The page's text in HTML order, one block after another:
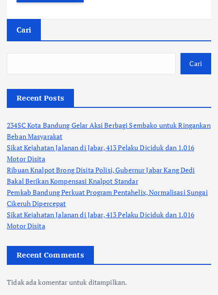
Cari
Cari
Recent Posts
234SC Kota Bandung Gelar Aksi Berbagi Sembako untuk Ringankan
Beban Masyarakat
Sikat Kejahatan Jalanan di Jabar, 413 Pelaku Diciduk dan 1.016
Motor Disita
Ribuan Knalpot Brong Disita Polisi, Gubernur Jabar Kang Dedi
Bakal Berikan Kompensasi Knalpot Standar
Pemkab Bandung Perkuat Program Pentahelix, Normalisasi Sungai
Cikeruh Dipercepat
Sikat Kejahatan Jalanan di Jabar, 413 Pelaku Diciduk dan 1.016
Motor Disita
Recent Comments
Tidak ada komentar untuk ditampilkan.